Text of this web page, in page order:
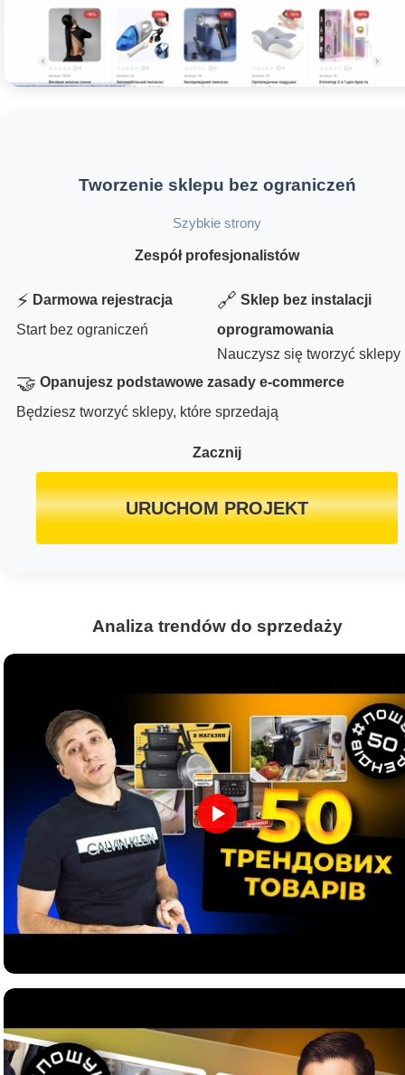
Tworzenie sklepu bez ograniczeń
Szybkie strony
Zespół profesjonalistów
⚡ Darmowa rejestracja
Start bez ograniczeń
🔗 Sklep bez instalacji
oprogramowania
Nauczysz się tworzyć sklepy
🤝 Opanujesz podstawowe zasady e-commerce
Będziesz tworzyć sklepy, które sprzedają
Zacznij
URUCHOM PROJEKT
Analiza trendów do sprzedaży